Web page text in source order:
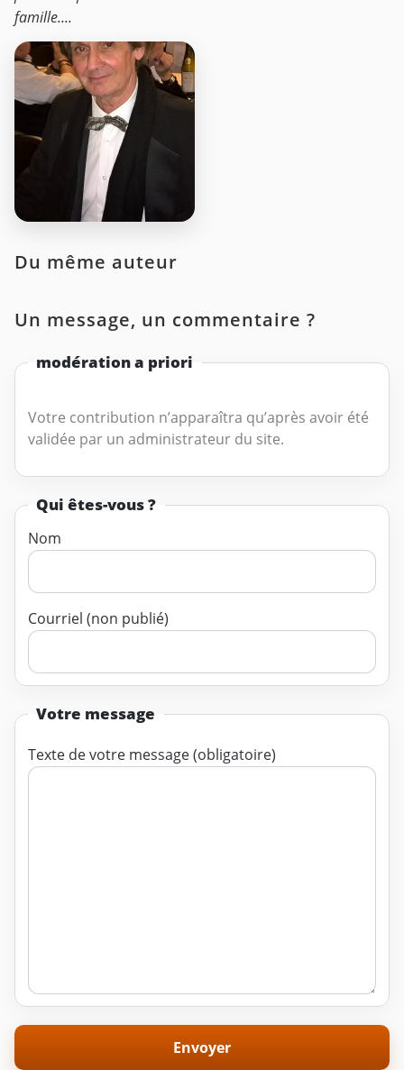
famille....
Du même auteur
Un message, un commentaire ?
modération a priori
Votre contribution n’apparaîtra qu’après avoir été
validée par un administrateur du site.
Qui êtes-vous ?
Nom
Courriel (non publié)
Votre message
Texte de votre message (obligatoire)